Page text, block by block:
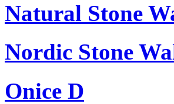
Natural Stone
Nordic Stone
Onice D